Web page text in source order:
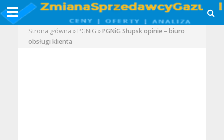
Strona główna » PGNiG »PGNiG Słupsk opinie – biuro
obsługi klienta